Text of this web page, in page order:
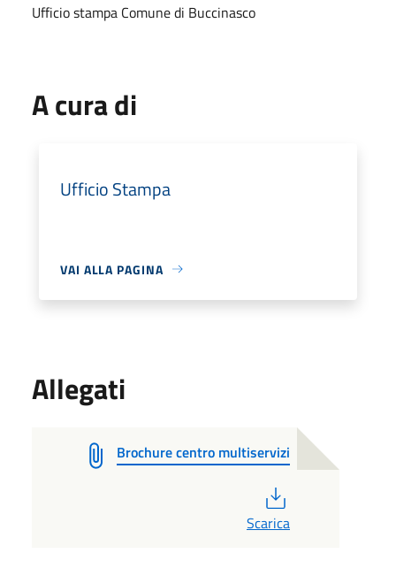
Ufficio stampa Comune di Buccinasco
A cura di
Ufficio Stampa
VAI ALLA PAGINA
Allegati
Brochure centro multiservizi
Scarica